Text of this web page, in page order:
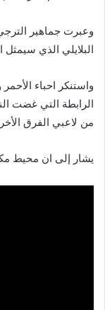
وعبرت جماهير
البلايلي الذي
واستنكر احباء
الرابطة التي غضت
من لاعبي الفرق
يشار إلى ان محيط